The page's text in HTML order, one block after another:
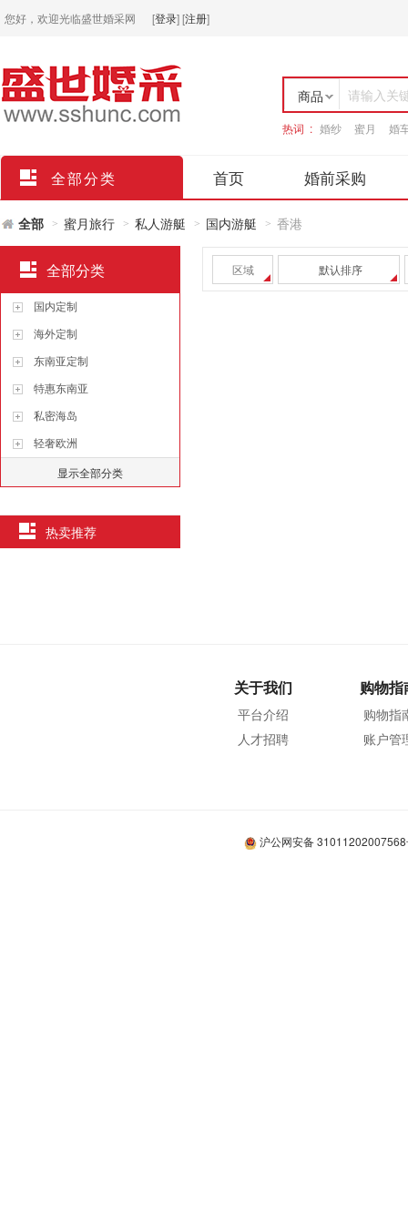
您好，欢迎光临盛世婚采网 [登录][注册]
商品
店铺
请输入关
热词 : 婚纱 蜜月 婚
全部分类 首页 婚前采购
全部 > 蜜月旅行 > 私人游艇 > 国内游艇 > 香港
区域 默认排序
全部分类
国内定制
海外定制
东南亚定制
特惠东南亚
私密海岛
轻奢欧洲
显示全部分类
热卖推荐
关于我们
平台介绍
人才招聘
购物指
购物指
账户管
沪公网安备 31011202007568